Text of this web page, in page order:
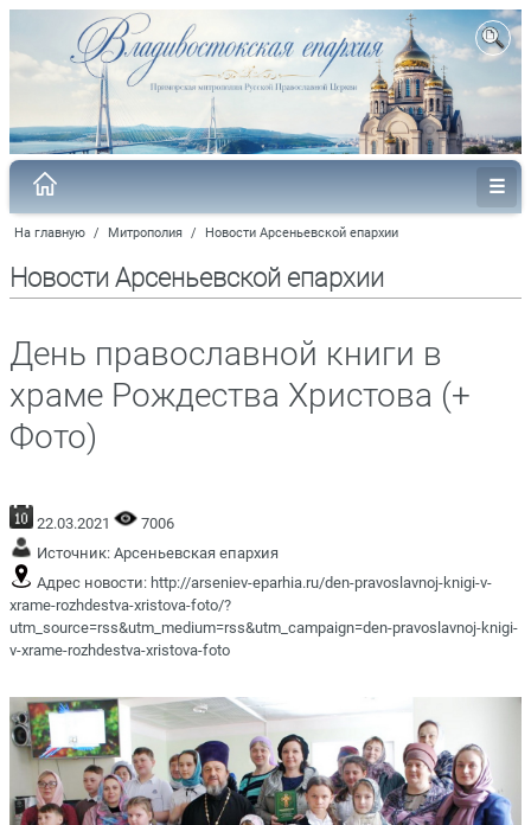
На главную / Митрополия / Новости Арсеньевской епархии
Новости Арсеньевской епархии
День православной книги в
храме Рождества Христова (+
Фото)
22.03.2021
7006
Источник: Арсеньевская епархия
Адрес новости: http://arseniev-eparhia.ru/den-pravoslavnoj-knigi-v-
xrame-rozhdestva-xristova-foto/?
utm_source=rss&utm_medium=rss&utm_campaign=den-pravoslavnoj-knigi-
v-xrame-rozhdestva-xristova-foto